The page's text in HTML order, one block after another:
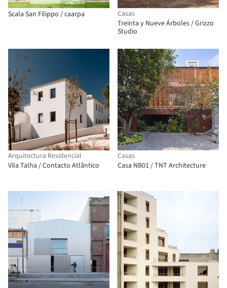
Scala San Filippo / caarpa
Casas
Treinta y Nueve Árboles / Grizzo
Studio
Arquitectura Residencial
Vila Talha / Contacto Atlântico
Casas
Casa NB01 / TNT Architecture